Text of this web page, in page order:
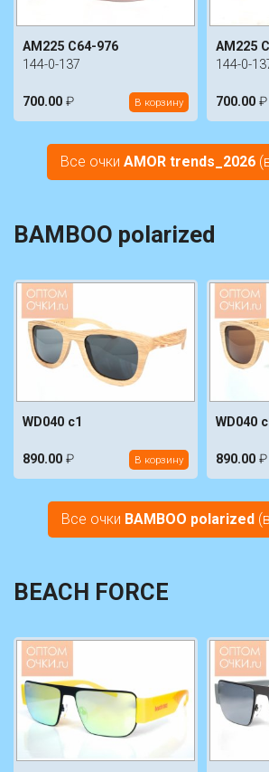
AM225 C64-976
144-0-137
700.00 ₽ В корзину
AM225
144-0-
700.00 ₽
Все очки AMOR trends_2026
BAMBOO polarized
WD040 c1
890.00 ₽ В корзину
WD040
890.00 ₽
Все очки BAMBOO polarized
BEACH FORCE